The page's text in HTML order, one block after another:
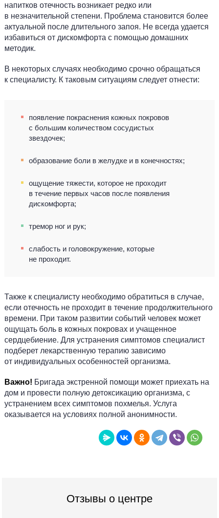
напитков отечность возникает редко или
в незначительной степени. Проблема становится более
актуальной после длительного запоя. Не всегда удается
избавиться от дискомфорта с помощью домашних
методик.
В некоторых случаях необходимо срочно обращаться
к специалисту. К таковым ситуациям следует отнести:
появление покраснения кожных покровов
с большим количеством сосудистых
звездочек;
образование боли в желудке и в конечностях;
ощущение тяжести, которое не проходит
в течение первых часов после появления
дискомфорта;
тремор ног и рук;
слабость и головокружение, которые
не проходит.
Также к специалисту необходимо обратиться в случае,
если отечность не проходит в течение продолжительного
времени. При таком развитии событий человек может
ощущать боль в кожных покровах и учащенное
сердцебиение. Для устранения симптомов специалист
подберет лекарственную терапию зависимо
от индивидуальных особенностей организма.
Важно! Бригада экстренной помощи может приехать на
дом и провести полную детоксикацию организма, с
устранением всех симптомов похмелья. Услуга
оказывается на условиях полной анонимности.
Отзывы о центре